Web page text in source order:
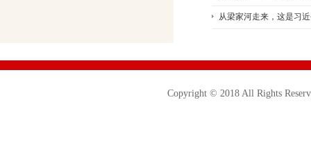
从梁家河走来，这是习
Copyright © 2018 All Rights